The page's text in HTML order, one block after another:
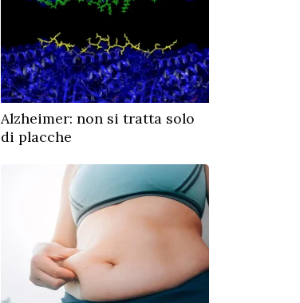
Alzheimer: non si tratta solo
di placche